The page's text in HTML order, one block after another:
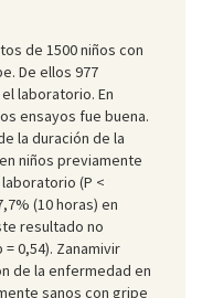
de 1500 niños con
De ellos 977
laboratorio. En
ensayos fue buena.
la duración de la
niños previamente
(P <
(10 horas) en
resultado no
0,54). Zanamivir
de la enfermedad en
sanos con gripe